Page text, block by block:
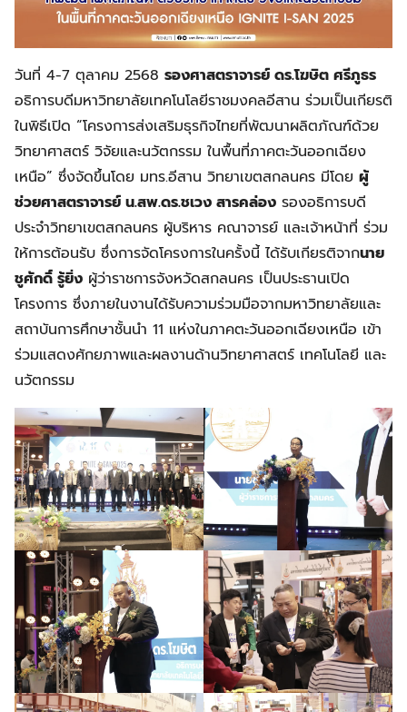
วันที่ 4-7 ตุลาคม 2568 รองศาสตราจารย์ ดร.โฆษิต ศรีภูธร
อธิการบดีมหาวิทยาลัยเทคโนโลยีราชมงคลอีสาน ร่วมเป็นเกียรติ
ในพิธีเปิด “โครงการส่งเสริมธุรกิจไทยที่พัฒนาผลิตภัณฑ์ด้วย
วิทยาศาสตร์ วิจัยและนวัตกรรม ในพื้นที่ภาคตะวันออกเฉียง
เหนือ” ซึ่งจัดขึ้นโดย มทร.อีสาน วิทยาเขตสกลนคร มีโดย ผู้
ช่วยศาสตราจารย์ น.สพ.ดร.ชเวง สารคล่อง รองอธิการบดี
ประจำวิทยาเขตสกลนคร ผู้บริหาร คณาจารย์ และเจ้าหน้าที่ ร่วม
ให้การต้อนรับ ซึ่งการจัดโครงการในครั้งนี้ ได้รับเกียรติจากนาย
ชูศักดิ์ รู้ยิ่ง ผู้ว่าราชการจังหวัดสกลนคร เป็นประธานเปิด
โครงการ ซึ่งภายในงานได้รับความร่วมมือจากมหาวิทยาลัยและ
สถาบันการศึกษาชั้นนำ 11 แห่งในภาคตะวันออกเฉียงเหนือ เข้า
ร่วมแสดงศักยภาพและผลงานด้านวิทยาศาสตร์ เทคโนโลยี และ
นวัตกรรม